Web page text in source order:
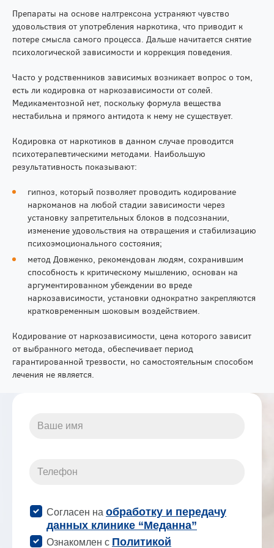
Препараты на основе налтрексона устраняют чувство
удовольствия от употребления наркотика, что приводит к
потере смысла самого процесса. Дальше начитается снятие
психологической зависимости и коррекция поведения.
Часто у родственников зависимых возникает вопрос о том,
есть ли кодировка от наркозависимости от солей.
Медикаментозной нет, поскольку формула вещества
нестабильна и прямого антидота к нему не существует.
Кодировка от наркотиков в данном случае проводится
психотерапевтическими методами. Наибольшую
результативность показывают:
гипноз, который позволяет проводить кодирование
наркоманов на любой стадии зависимости через
установку запретительных блоков в подсознании,
изменение удовольствия на отвращения и стабилизацию
психоэмоционального состояния;
метод Довженко, рекомендован людям, сохранившим
способность к критическому мышлению, основан на
аргументированном убеждении во вреде
наркозависимости, установки однократно закрепляются
кратковременным шоковым воздействием.
Кодирование от наркозависимости, цена которого зависит
от выбранного метода, обеспечивает период
гарантированной трезвости, но самостоятельным способом
лечения не является.